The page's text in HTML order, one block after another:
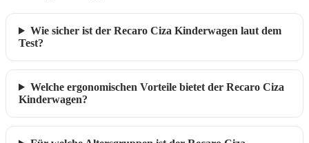
Wie sicher ist der Recaro Ciza Kinderwagen laut dem
Test?
Welche ergonomischen Vorteile bietet der Recaro Ciza
Kinderwagen?